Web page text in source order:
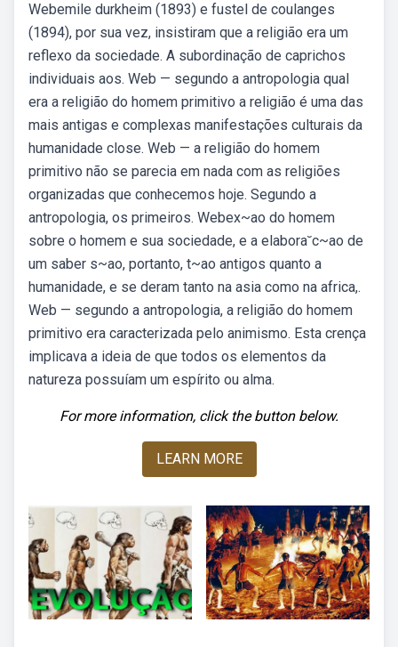
Webemile durkheim (1893) e fustel de coulanges
(1894), por sua vez, insistiram que a religião era um
reflexo da sociedade. A subordinação de caprichos
individuais aos. Web — segundo a antropologia qual
era a religião do homem primitivo a religião é uma das
mais antigas e complexas manifestações culturais da
humanidade close. Web — a religião do homem
primitivo não se parecia em nada com as religiões
organizadas que conhecemos hoje. Segundo a
antropologia, os primeiros. Webex~ao do homem
sobre o homem e sua sociedade, e a elabora˘c~ao de
um saber s~ao, portanto, t~ao antigos quanto a
humanidade, e se deram tanto na asia como na africa,.
Web — segundo a antropologia, a religião do homem
primitivo era caracterizada pelo animismo. Esta crença
implicava a ideia de que todos os elementos da
natureza possuíam um espírito ou alma.
For more information, click the button below.
LEARN MORE